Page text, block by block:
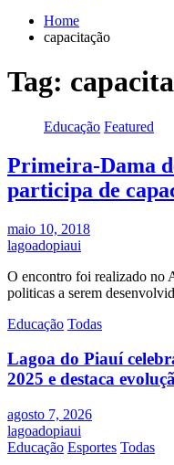
Home
capacitação
Tag:
Educação Featured
Primeira-Dama
participa de
maio 10, 2018
lagoadopiaui
O encontro foi realizado no
politicas a serem
Educação Todas
Lagoa do Piauí
2025 e destaca
agosto 7, 2026
lagoadopiaui
Educação Esportes Todas